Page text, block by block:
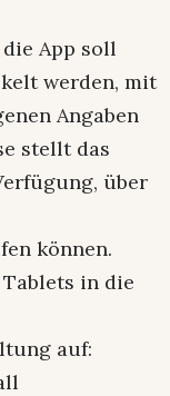
App soll
werden, mit
Angaben
stellt das
über
können.
in die
auf: